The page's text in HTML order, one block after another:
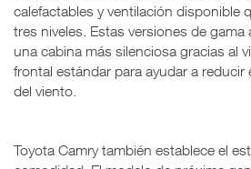
calefactables y ventilación disponible
tres niveles. Estas versiones de gama
una cabina más silenciosa gracias al
frontal estándar para ayudar a reducir
del viento.
Toyota Camry también establece el